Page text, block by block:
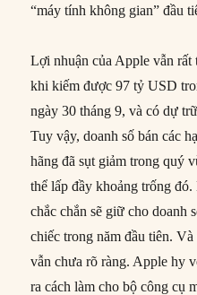
“máy tính không gian” đầu
Lợi nhuận của Apple vẫn rất
khi kiếm được 97 tỷ USD
ngày 30 tháng 9, và có dự
Tuy vậy, doanh số bán các
hãng đã sụt giảm trong quý
thể lấp đầy khoảng trống
chắc chắn sẽ giữ cho doanh
chiếc trong năm đầu tiên.
vẫn chưa rõ ràng. Apple hy
ra cách làm cho bộ công cụ